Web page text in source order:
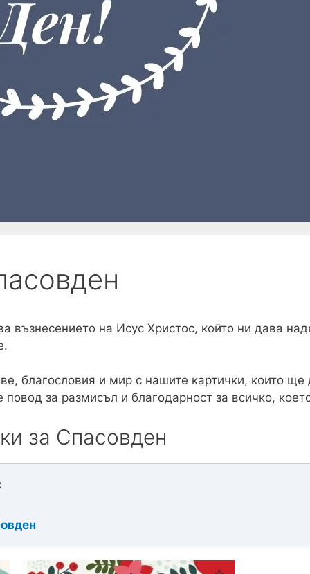
възнесението на Исус Христос, който ни дава
благословия и мир с нашите картички, които ще
повод за размисъл и благодарност за всичко,
за Спасовден